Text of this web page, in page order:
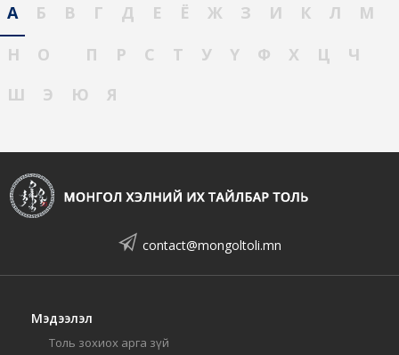
А Б В Г Д Е Ё Ж З И К Л
М
Н
О П Р С Т У Ү Ф Х Ц
Ч
Ш
Э Ю Я
contact@mongoltoli.mn
Мэдээлэл
Толь зохиох арга зүй